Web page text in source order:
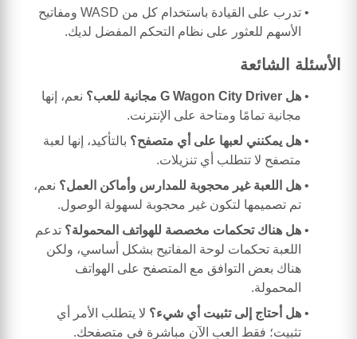
تدرب على القيادة باستخدام كل من WASD ومفاتيح
الأسهم للعثور على نظام التحكم المفضل لديك.
الأسئلة الشائعة
هل G Wagon City Driver مجانية للعب؟
نعم، إنها
مجانية تمامًا ومتاحة على الإنترنت.
هل يمكنني لعبها على أي متصفح؟ بالتأكيد، إنها لعبة
متصفح لا تتطلب أي تنزيلات.
هل اللعبة غير محجوبة للمدارس وأماكن العمل؟ نعم،
تم تصميمها لتكون غير محجوبة لسهولة الوصول.
هل هناك تحكمات مخصصة للهواتف المحمولة؟ تدعم
اللعبة تحكمات لوحة المفاتيح بشكل أساسي، ولكن
هناك بعض التوافق مع المتصفح على الهواتف
المحمولة.
هل أحتاج إلى تثبيت أي شيء؟ لا يتطلب الأمر أي
تثبيت؛ فقط العب الآن مباشرة في متصفحك.